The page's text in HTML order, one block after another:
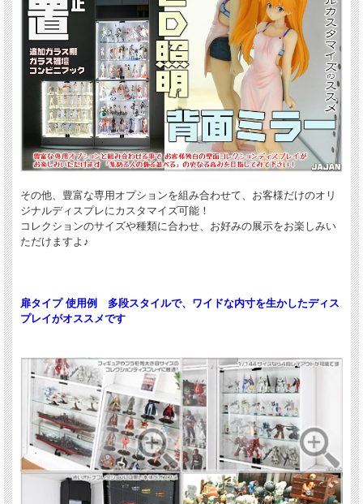
その他、豊富な専用オプションを組み合わせて、お客様だけのオリ
ジナルディスプレにカスタマイズ可能！
コレクションのサイズや種類に合わせ、お好みの展示をお楽しみい
ただけますよ♪
扉タイプ 使用例 多段スタイルで、ワイドな内寸を生かしたディス
プレイがオススメです